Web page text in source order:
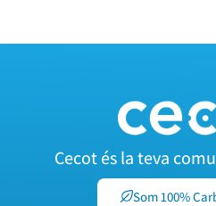
Cecot és la teva
Som 100%